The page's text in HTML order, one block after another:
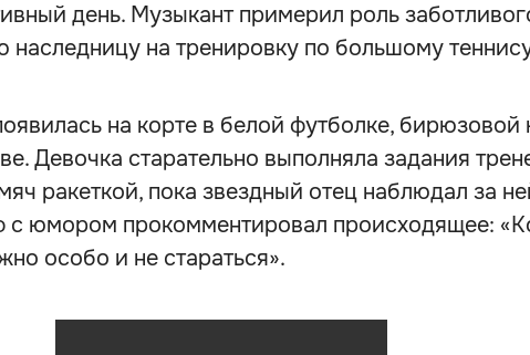
день. Музыкант примерил роль
наследницу на тренировку по большому
на корте в белой футболке, бирюзовой
Девочка старательно выполняла задания
ракеткой, пока звездный отец наблюдал за
с юмором прокомментировал происходящее:
особо и не стараться».